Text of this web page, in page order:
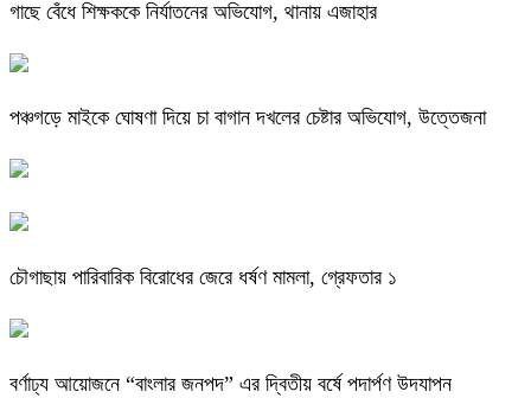
গাছে বেঁধে শিক্ষককে নির্যাতনের অভিযোগ, থানায় এজাহার
পঞ্চগড়ে মাইকে ঘোষণা দিয়ে চা বাগান দখলের চেষ্টার অভিযোগ, উত্তেজনা
চৌগাছায় পারিবারিক বিরোধের জেরে ধর্ষণ মামলা, গ্রেফতার ১
বর্ণাঢ্য আয়োজনে “বাংলার জনপদ” এর দ্বিতীয় বর্ষে পদার্পণ উদযাপন